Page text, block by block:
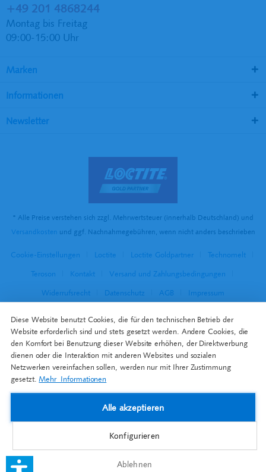
+49 201 4868244
Montag bis Freitag
09:00-15:00 Uhr
Marken
Informationen
Newsletter
* Alle Preise verstehen sich zzgl. Mehrwertsteuer (innerhalb Deutschland) und
Versandkosten und ggf. Nachnahmegebühren, wenn nicht anders beschrieben
Cookie-Einstellungen Loctite Loctite Goldpartner
Technomelt
Teroson
Kontakt
Versand und Zahlungsbedingungen
Widerrufsrecht
Datenschutz AGB Impressum
Diese Website benutzt Cookies, die für den technischen Betrieb der
Website erforderlich sind und stets gesetzt werden. Andere Cookies, die
den Komfort bei Benutzung dieser Website erhöhen, der Direktwerbung
dienen oder die Interaktion mit anderen Websites und sozialen
Netzwerken vereinfachen sollen, werden nur mit Ihrer Zustimmung
gesetzt. Mehr Informationen
Ablehnen
Alle akzeptieren
Konfigurieren